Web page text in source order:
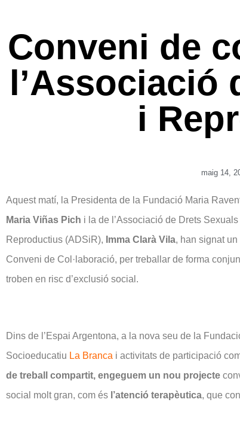
Conveni de
l’Associació
i
maig 14,
Aquest matí, la Presidenta de la Fundació Maria
Maria Viñas Pich i la de l’Associació de Drets Sexuals
Reproductius (ADSiR), Imma Clarà Vila, han signat un
Conveni de Col·laboració, per treballar de forma
troben en risc d’exclusió social.
Dins de l’Espai Argentona, a la nova seu de la
Socioeducatiu La Branca i activitats de participació
de treball compartit, engeguem un nou projecte
social molt gran, com és l’atenció terapèutica, que